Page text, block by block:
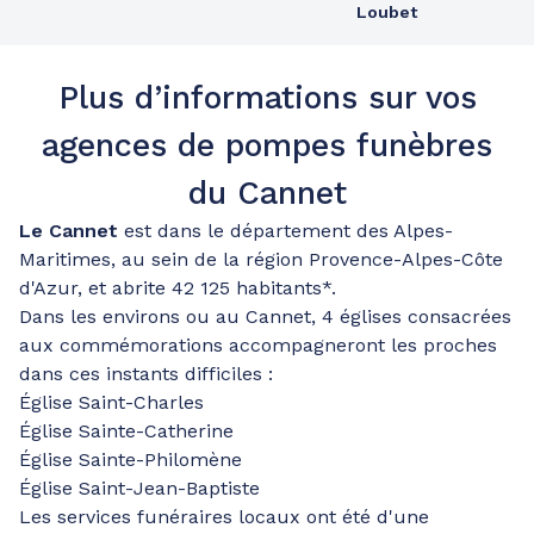
Loubet
Plus d’informations sur vos
agences de pompes funèbres
du Cannet
Le Cannet est dans le département des Alpes-
Maritimes, au sein de la région Provence-Alpes-Côte
d'Azur, et abrite 42 125 habitants*.
Dans les environs ou au Cannet, 4 églises consacrées
aux commémorations accompagneront les proches
dans ces instants difficiles :
Église Saint-Charles
Église Sainte-Catherine
Église Sainte-Philomène
Église Saint-Jean-Baptiste
Les services funéraires locaux ont été d'une